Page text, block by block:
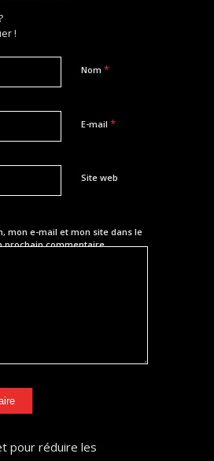
!
Nom *
E-mail *
Site web
mon e-mail et mon site dans le
prochain commentaire.
pour réduire les